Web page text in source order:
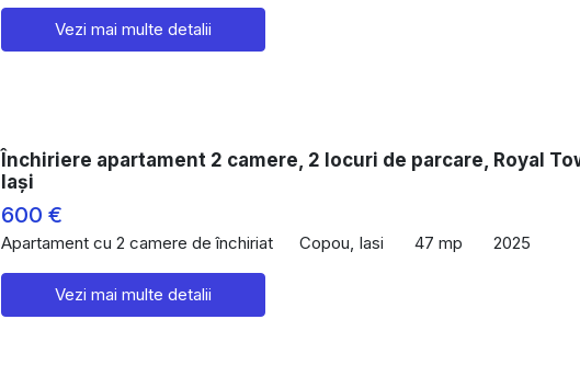
Vezi mai multe detalii
Închiriere apartament 2 camere, 2 locuri de parcare, Royal
Iași
600 €
Apartament cu 2 camere de închiriat Copou, Iasi 47 mp 2025
Vezi mai multe detalii